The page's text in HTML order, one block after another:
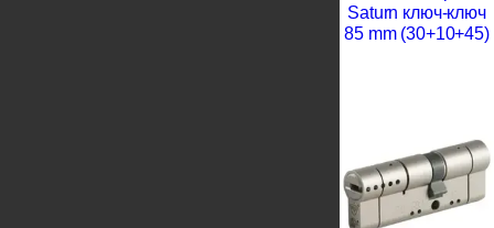
Saturn ключ-ключ
85 mm (30+10+45)